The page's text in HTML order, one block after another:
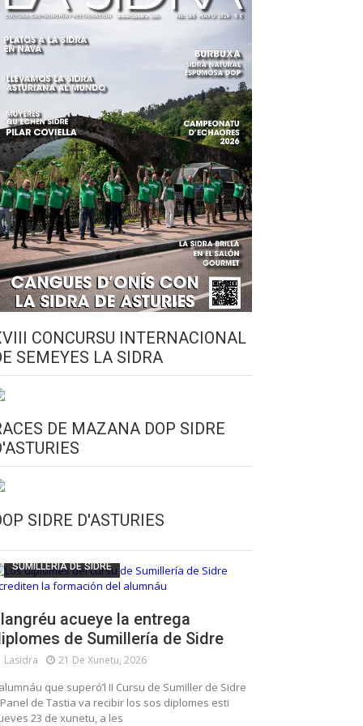
CONCURSU INTERNACIONAL
SEMEYES LA SIDRA
DE MAZANA DOP SIDRE
SIDRE D'ASTURIES
ESCUELA DE SUMILLERÍA DE LA SIDRE
SUMILLERÍA DE SIDRE
acueye la entrega
de Sumillería de Sidre
Lasidra 21 De Xunetu, 2026
que superó’l II Cursu de Sumiller de Sidre
de Tastia va recibir los sos diplomes esti
23 de xunetu, a les